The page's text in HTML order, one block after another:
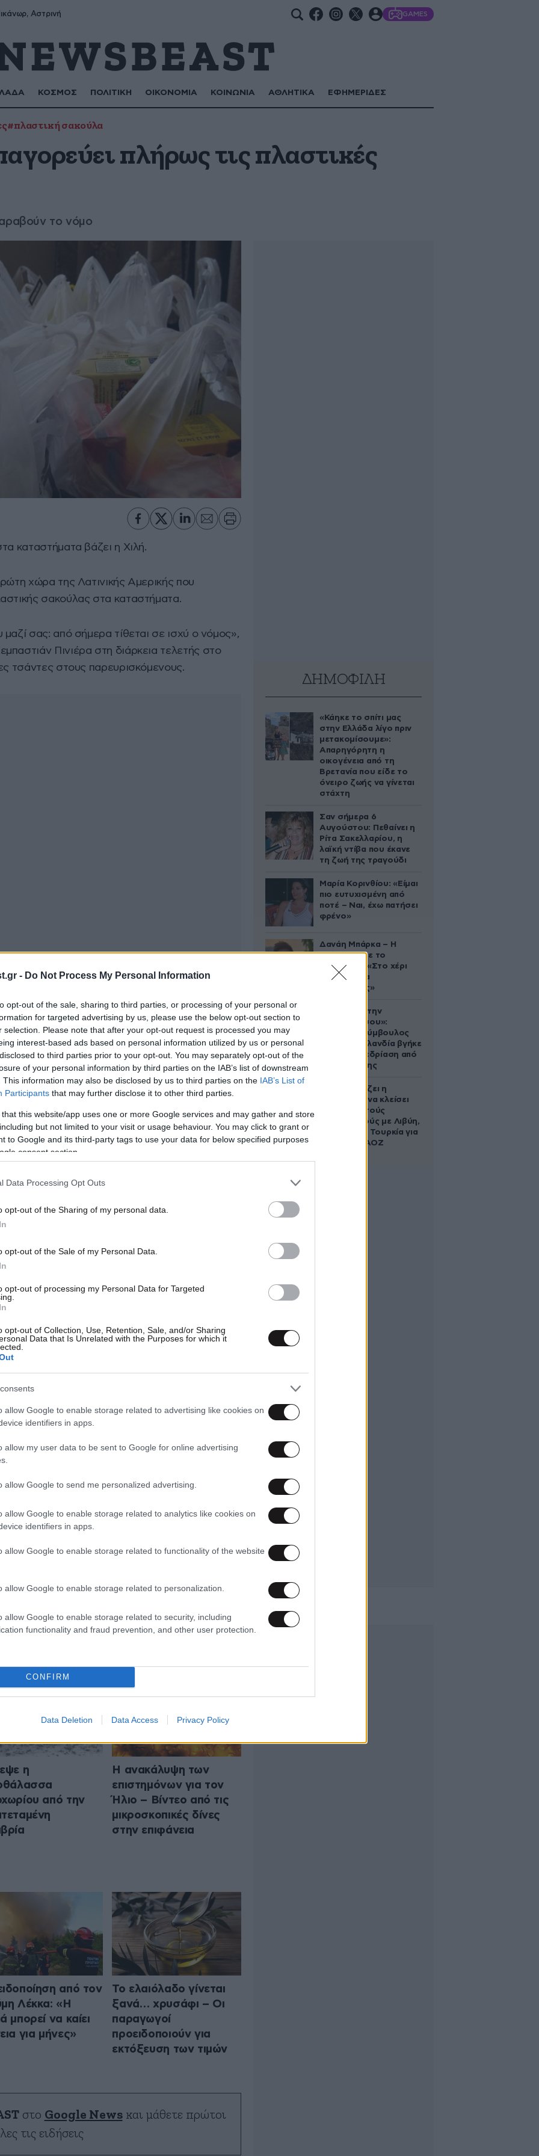
- Do Not Process My Personal Information
opt-out of the sale, sharing to third parties, or processing of your personal or
for targeted advertising by us, please use the below opt-out section to
selection. Please note that after your opt-out request is processed you may
interest-based ads based on personal information utilized by us or personal
to third parties prior to your opt-out. You may separately opt-out of the
of your personal information by third parties on the IAB’s list of downstream
This information may also be disclosed by us to third parties on the IAB’s List of
Participants that may further disclose it to other third parties.
that this website/app uses one or more Google services and may gather and store
but not limited to your visit or usage behaviour. You may click to grant or
to Google and its third-party tags to use your data for below specified purposes
consent section.
Data Processing Opt Outs
opt-out of the Sharing of my personal data.
opt-out of the Sale of my Personal Data.
opt-out of processing my Personal Data for Targeted
opt-out of Collection, Use, Retention, Sale, and/or Sharing
Data that Is Unrelated with the Purposes for which it
allow Google to enable storage related to advertising like cookies on
identifiers in apps.
allow my user data to be sent to Google for online advertising
allow Google to send me personalized advertising.
allow Google to enable storage related to analytics like cookies on
identifiers in apps.
allow Google to enable storage related to functionality of the website
allow Google to enable storage related to personalization.
allow Google to enable storage related to security, including
functionality and fraud prevention, and other user protection.
CONFIRM
Data Deletion Data Access Privacy Policy
Αστρινή GAMES
ΚΟΣΜΟΣ ΠΟΛΙΤΙΚΗ ΟΙΚΟΝΟΜΙΑ ΚΟΙΝΩΝΙΑ ΑΘΛΗΤΙΚΑ ΕΦΗΜΕΡΙΔΕΣ
#πλαστική σακούλα
πλήρως τις πλαστικές
το νόμο
καταστήματα βάζει η Χιλή.
χώρα της Λατινικής Αμερικής που
σακούλας στα καταστήματα.
σας: από σήμερα τίθεται σε ισχύ ο νόμος»,
Πινιέρα στη διάρκεια τελετής στο
τσάντες στους παρευρισκόμενους.
πλέον τη διανομή πλαστικών σακούλων, με
για τη συσκευασία τροφίμων «για
η αλλοίωσή τους», όπως αναφέρεται
έχουν περιθώριο έξι μηνών και οι
καταργήσουν εντελώς τις πλαστικές
διαστήματος θα επιβάλλεται στα
ανά πλαστική σακούλα. Στο μεταξύ «τα
δύο πλαστικές σακούλες στους
ΔΗΜΟΦΙΛΗ
«Κάηκε το σπίτι μας
στην Ελλάδα λίγο πριν
μετακομίσουμε»:
Απαρηγόρητη η
οικογένεια από τη
Βρετανία που είδε το
όνειρο ζωής να γίνεται
στάχτη
Σαν σήμερα 6
Αυγούστου: Πεθαίνει η
Ρίτα Σακελλαρίου, η
λαϊκή ντίβα που έκανε
τη ζωή της τραγούδι
Μαρία Κορινθίου: «Είμαι
πιο ευτυχισμένη από
ποτέ – Ναι, έχω πατήσει
φρένο»
Δανάη Μπάρκα – Η
ανάρτηση με το
σάντουιτς: «Στο χέρι
σου είναι να
αδυνατίσεις»
«Βλέπουμε την
μπουγάδα σου»:
Δημοτική σύμβουλος
στη Νέα Ζηλανδία βγήκε
live σε συνεδρίαση από
το μπάνιο της
Πώς σχεδιάζει η
κυβέρνηση να κλείσει
τους ανοιχτούς
λογαριασμούς με Λιβύη,
Αλβανία και Τουρκία για
τη χάραξη ΑΟΖ
ΠΕΡΙΒΑΛΛΟΝ ΟΛΑ ΤΑ ΑΡΘΡΑ
η
από την
Η ανακάλυψη των
επιστημόνων για τον
Ήλιο – Βίντεο από τις
μικροσκοπικές δίνες
στην επιφάνεια
από τον
Λέκκα: «Η
μπορεί να καίει
για μήνες»
Το ελαιόλαδο γίνεται
ξανά… χρυσάφι – Οι
παραγωγοί
προειδοποιούν για
εκτόξευση των τιμών
στο Google Newsκαι μάθετε πρώτοι
τις ειδήσεις